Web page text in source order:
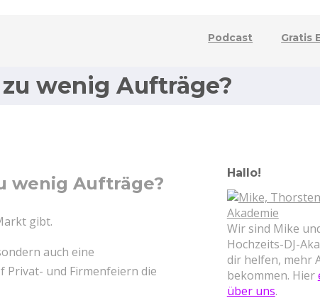
Podcast Gratis
wenig Aufträge?
wenig Aufträge?
gibt.
auch eine
Privat- und Firmenfeiern die
Hallo!
Wir sind Mike
Hochzeits-DJ-
dir helfen, mehr
bekommen. Hier
über uns.